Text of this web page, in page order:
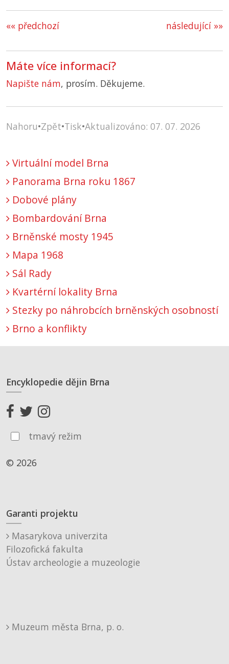
«« předchozí následující »»
Máte více informací?
Napište nám, prosím. Děkujeme.
Nahoru•Zpět•Tisk•Aktualizováno: 07. 07. 2026
Virtuální model Brna
Panorama Brna roku 1867
Dobové plány
Bombardování Brna
Brněnské mosty 1945
Mapa 1968
Sál Rady
Kvartérní lokality Brna
Stezky po náhrobcích brněnských osobností
Brno a konflikty
Encyklopedie dějin Brna
tmavý režim
© 2026
Garanti projektu
Masarykova univerzita
Filozofická fakulta
Ústav archeologie a muzeologie
Muzeum města Brna, p. o.